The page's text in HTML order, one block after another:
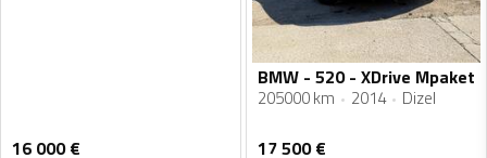
16 000€
BMW - 520 - XDrive Mpaket
205000 km 2014 Dizel
17 500€